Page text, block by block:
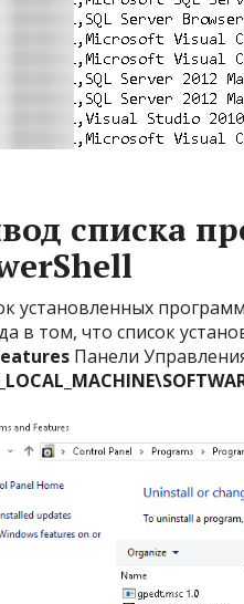
списка
установленных
в том, что список
Панели